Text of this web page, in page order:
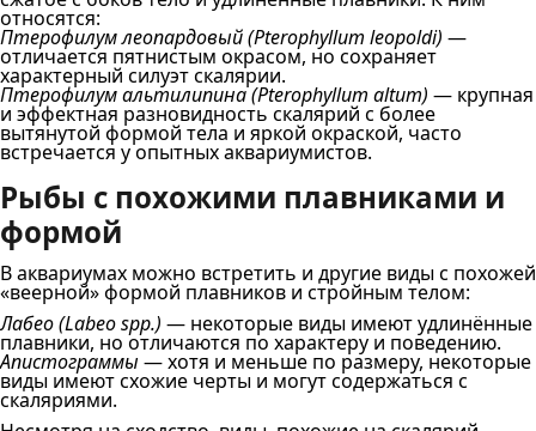
относятся:
Птерофилум леопардовый (Pterophyllum leopoldi) —
отличается пятнистым окрасом, но сохраняет
характерный силуэт скалярии.
Птерофилум альтилипина (Pterophyllum altum) — крупная
и эффектная разновидность скалярий с более
вытянутой формой тела и яркой окраской, часто
встречается у опытных аквариумистов.
Рыбы с похожими плавниками и
формой
В аквариумах можно встретить и другие виды с похожей
«веерной» формой плавников и стройным телом:
Лабео (Labeo spp.) — некоторые виды имеют удлинённые
плавники, но отличаются по характеру и поведению.
Апистограммы — хотя и меньше по размеру, некоторые
виды имеют схожие черты и могут содержаться с
скаляриями.